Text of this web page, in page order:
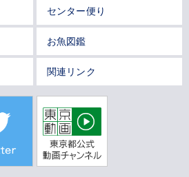
センター便り
お魚図鑑
関連リンク